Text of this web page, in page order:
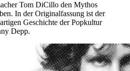
Tom DiCillo den Mythos
In der Originalfassung ist der
Geschichte der Popkultur
Depp.